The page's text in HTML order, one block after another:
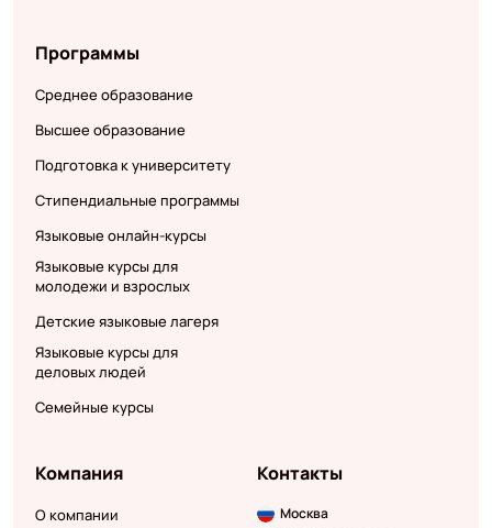
Программы
Среднее образование
Высшее образование
Подготовка к университету
Стипендиальные программы
Языковые онлайн-курсы
Языковые курсы для
молодежи и взрослых
Детские языковые лагеря
Языковые курсы для
деловых людей
Семейные курсы
Компания
О компании
Контакты
Москва